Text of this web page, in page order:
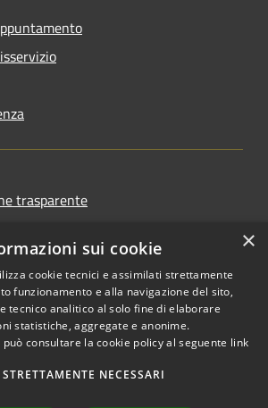
trasparente
accessibilità
Copyright © 2026 • Comune di
×
sui cookie
cookie tecnici e assimilati strettamente
funzionamento e alla navigazione del sito,
tecnico analitico al solo fine di elaborare
statistiche, aggregate e anonime.
consultare la cookie policy al seguente link
STRETTAMENTE NECESSARI